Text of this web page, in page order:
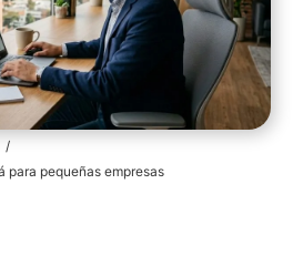
/
para pequeñas empresas